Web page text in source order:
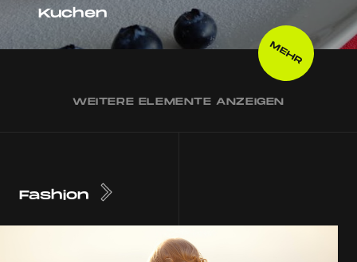
Kuchen
MEHR
WEITERE ELEMENTE ANZEIGEN
Fashion